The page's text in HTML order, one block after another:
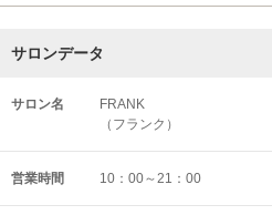
サロンデータ
サロン名
FRANK
（フランク）
営業時間 10：00～21：00